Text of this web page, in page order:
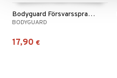
Bodyguard Försvarsspray färglös
BODYGUARD
17,90 €